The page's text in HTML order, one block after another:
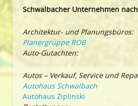
Schwalbacher Unternehmen
Architektur- und Planungsbüros:
Planergruppe ROB
Auto-Gutachten:
Autos – Verkauf, Service und
Autohaus Schwalbach
Autohaus Ziplinski